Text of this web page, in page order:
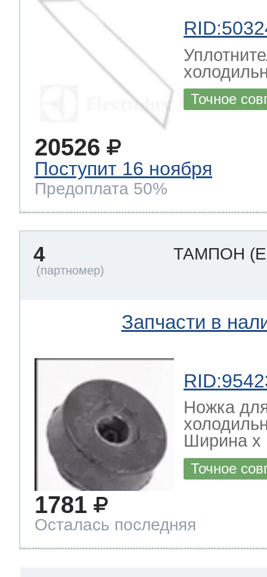
Точное
20526
Поступит 16 ноября
Предоплата 50%
4 ТАМПОН
Запчасти в
Ножка
Ширина х
Точное
1781
Осталась последняя